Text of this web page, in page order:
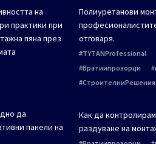
на
практики при
пяна през
да
панели на
Полиуретанови
отговаря.
TYTANProfessional
Вратиипрозорци
СтроителниРешения
Как да
раздуване на